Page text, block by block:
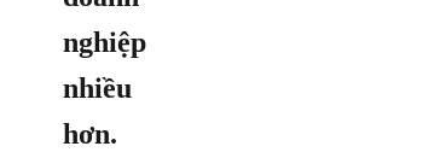
nghiệp
nhiều
hơn.